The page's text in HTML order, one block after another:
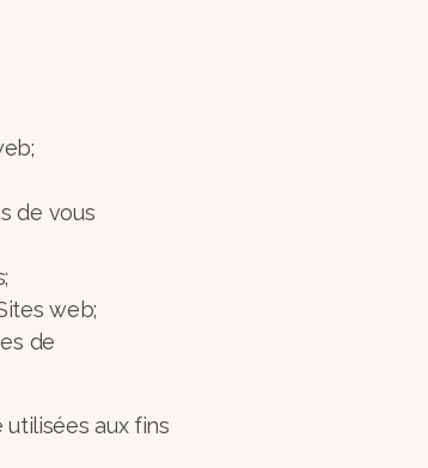
de vous
web;
de
aux fins